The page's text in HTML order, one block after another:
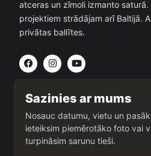
atceras un zīmoli izmanto saturā.
projektiem strādājam arī Baltijā.
privātas ballītes.
F
a
c
b
o
o
k
I
n
s
a
g
r
a
m
Y
o
u
u
b
e
Sazinies ar mums
Nosauc datumu, vietu un
ieteiksim piemērotāko foto vai
turpināsim sarunu tieši.